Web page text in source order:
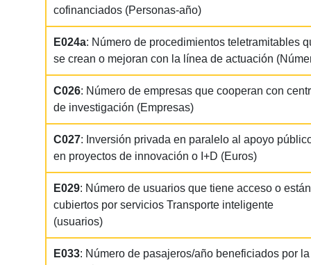
cofinanciados (Personas-año)
E024a: Número de procedimientos teletramitables
se crean o mejoran con la línea de actuación
C026: Número de empresas que cooperan con
de investigación (Empresas)
C027: Inversión privada en paralelo al apoyo
en proyectos de innovación o I+D (Euros)
E029: Número de usuarios que tiene acceso o están
cubiertos por servicios Transporte inteligente
(usuarios)
E033: Número de pasajeros/año beneficiados por la